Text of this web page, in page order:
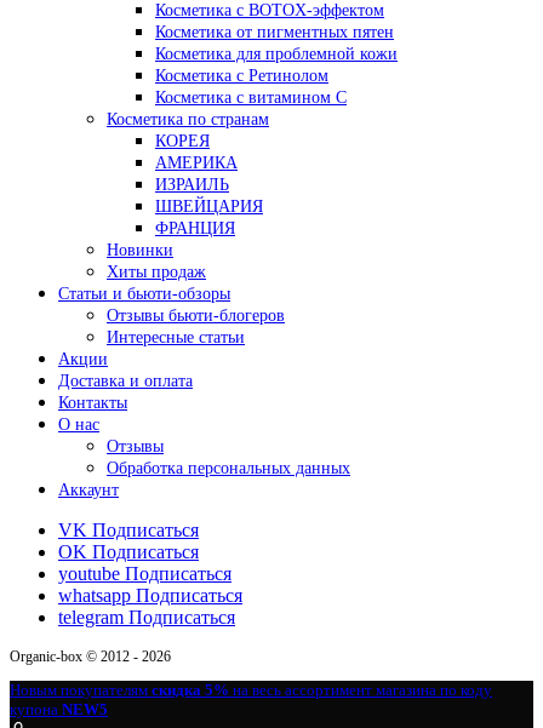
Косметика с BOTOX-эффектом
Косметика от пигментных пятен
Косметика для проблемной кожи
Косметика с Ретинолом
Косметика с витамином С
Косметика по странам
КОРЕЯ
АМЕРИКА
ИЗРАИЛЬ
ШВЕЙЦАРИЯ
ФРАНЦИЯ
Новинки
Хиты продаж
Статьи и бьюти-обзоры
Отзывы бьюти-блогеров
Интересные статьи
Акции
Доставка и оплата
Контакты
О нас
Отзывы
Обработка персональных данных
Аккаунт
VK Подписаться
OK Подписаться
youtube Подписаться
whatsapp Подписаться
telegram Подписаться
Organic-box © 2012 - 2026
Новым покупателям скидка 5% на весь ассортимент магазина по коду
купона NEW5